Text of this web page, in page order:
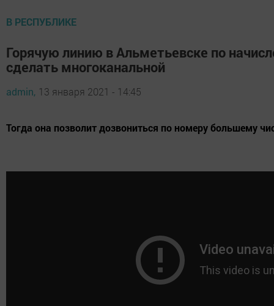
В РЕСПУБЛИКЕ
Горячую линию в Альметьевске по
сделать многоканальной
admin, 13 января 2021 - 14:45
Тогда она позволит дозвониться по номеру большему